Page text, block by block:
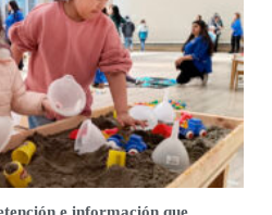
e información que